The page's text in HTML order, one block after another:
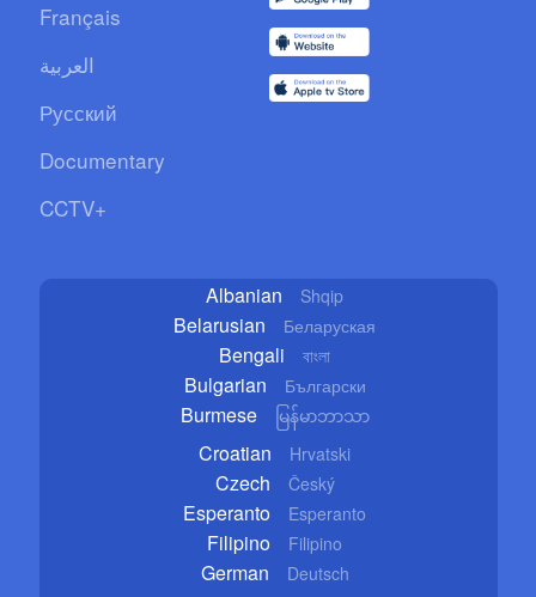
Français
العربية
Русский
Documentary
CCTV+
Albanian Shqip
Belarusian Беларуская
Bengali বাংলা
Bulgarian Български
Burmese မြန်မာဘာသာ
Croatian Hrvatski
Czech Český
Esperanto Esperanto
Filipino Filipino
German Deutsch